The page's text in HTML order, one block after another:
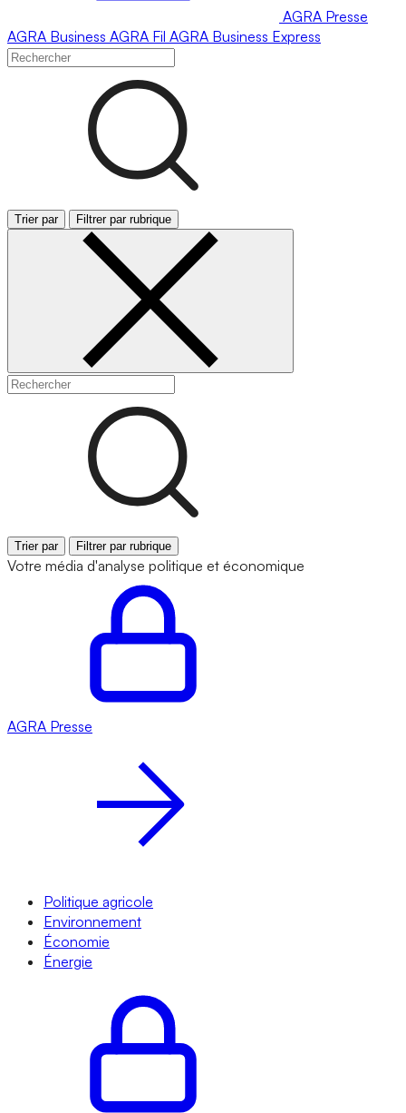
AGRA Presse
AGRA Business AGRA Fil AGRA Business Express
Trier par Filtrer par rubrique
Trier par Filtrer par rubrique
Votre média d'analyse politique et économique
AGRA Presse
Politique agricole
Environnement
Économie
Énergie